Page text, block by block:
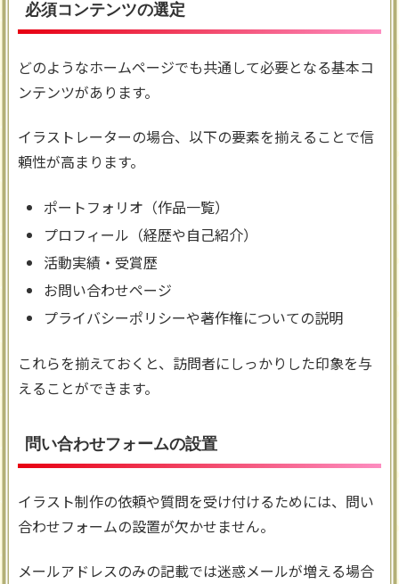
必須コンテンツの選定
どのようなホームページでも共通して必要となる基本コ
ンテンツがあります。
イラストレーターの場合、以下の要素を揃えることで信
頼性が高まります。
ポートフォリオ（作品一覧）
プロフィール（経歴や自己紹介）
活動実績・受賞歴
お問い合わせページ
プライバシーポリシーや著作権についての説明
これらを揃えておくと、訪問者にしっかりした印象を与
えることができます。
問い合わせフォームの設置
イラスト制作の依頼や質問を受け付けるためには、問い
合わせフォームの設置が欠かせません。
メールアドレスのみの記載では迷惑メールが増える場合